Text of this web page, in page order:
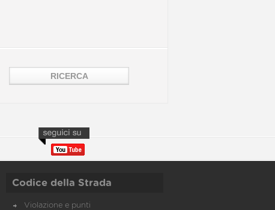
Codice della Strada
Violazione e punti